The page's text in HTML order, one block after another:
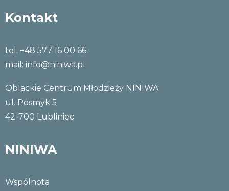
Kontakt
tel. +48 577 16 00 66
mail: info@niniwa.pl
Oblackie Centrum Młodzieży NINIWA
ul. Posmyk 5
42-700 Lubliniec
NINIWA
Wspólnota